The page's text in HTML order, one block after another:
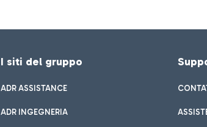
I siti del gruppo
ADR ASSISTANCE
ADR INGEGNERIA